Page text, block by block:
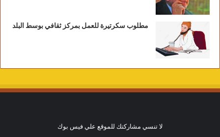
مطلوب سكرتيرة للعمل بمركز ثقافي بوسط البلد
لا تنسي مشاركتك للموقع علي فيس بوك